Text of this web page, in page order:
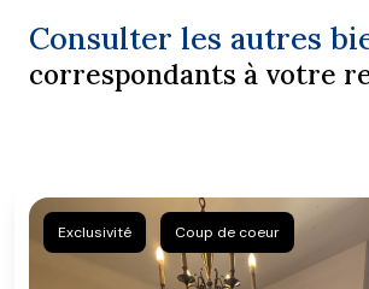
Consulter les autres
correspondants à votre
Exclusivité Coup de coeur